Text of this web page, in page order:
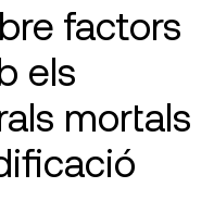
factors
els
mortals